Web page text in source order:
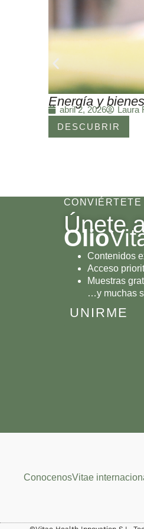
Energía y
abril 2, 2026
Laura
DESCUBRIR
Únete
Olio
Contenidos
Acceso
Muestras
…y muchas
UNIRME
ConocenosVitae